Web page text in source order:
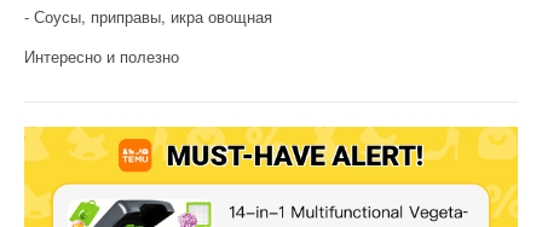
Соусы, приправы, икра овощная
Интересно и полезно